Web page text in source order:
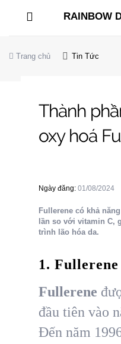
RAINBOW
Trang chủ Tin Tức
Thành
oxy hoá
Ngày đăng: 01/08/2024
Fullerene có khả
lần so với vitamin C,
trình lão hóa da.
1.
Fullerene
đầu tiên vào
Đến năm